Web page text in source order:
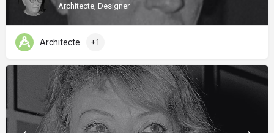
Architecte, Designer
Architecte +1